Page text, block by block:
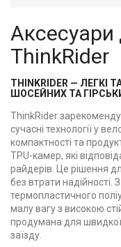
ThinkRider
THINKRIDER — ЛЕГКІ
ШОСЕЙНИХ ТА
ThinkRider
сучасні технології у
компактності та
TPU-камер, які
райдерів. Це рішення
без втрати
термопластичного
малу вагу з високою
продумана для швидкої
заїзду.